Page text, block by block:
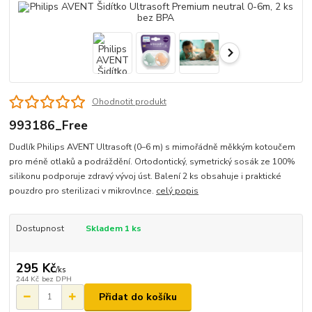
Ohodnotit produkt
993186_Free
Dudlík Philips AVENT Ultrasoft (0–6 m) s mimořádně měkkým kotoučem
pro méně otlaků a podráždění. Ortodontický, symetrický sosák ze 100%
silikonu podporuje zdravý vývoj úst. Balení 2 ks obsahuje i praktické
pouzdro pro sterilizaci v mikrovlnce. celý popis
Dostupnost Skladem 1 ks
295 Kč/ks
244 Kč bez DPH
Přidat do košíku